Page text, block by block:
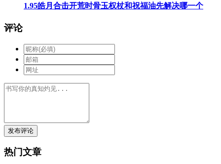
1.95皓月合击开荒时骨玉权杖和祝福油先解决哪一个
评论
发布评论
热门文章